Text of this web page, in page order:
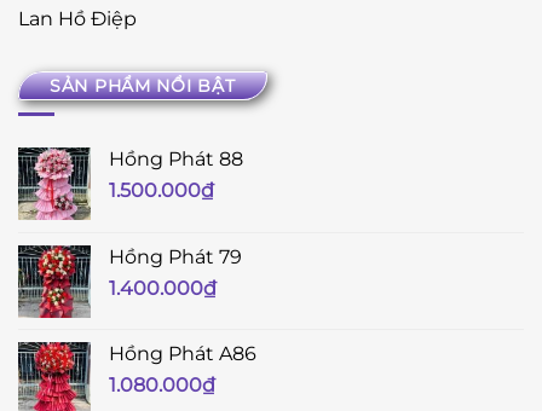
Lan Hồ Điệp
SẢN PHẨM NỔI BẬT
Hồng Phát 88
1.500.000₫
Hồng Phát 79
1.400.000₫
Hồng Phát A86
1.080.000₫